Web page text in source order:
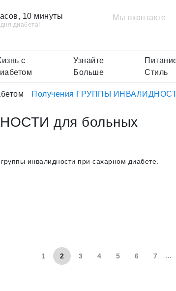
10 минуты
диабета!
Мы вконтакте
с
Узнайте
Больше
Стиль
Получения ГРУППЫ
для больных
инвалидности при сахарном диабете.​
1 2 3 4 5 6 7